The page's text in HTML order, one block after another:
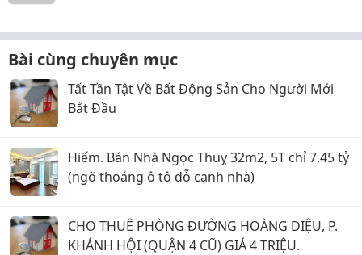
Bài cùng chuyên mục
Tất Tần Tật Về Bất Động Sản Cho Người Mới
Bắt Đầu
Hiếm. Bán Nhà Ngọc Thuỵ 32m2, 5T chỉ 7,45 tỷ
(ngõ thoáng ô tô đỗ cạnh nhà)
CHO THUÊ PHÒNG ĐƯỜNG HOÀNG DIỆU, P.
KHÁNH HỘI (QUẬN 4 CŨ) GIÁ 4 TRIỆU.